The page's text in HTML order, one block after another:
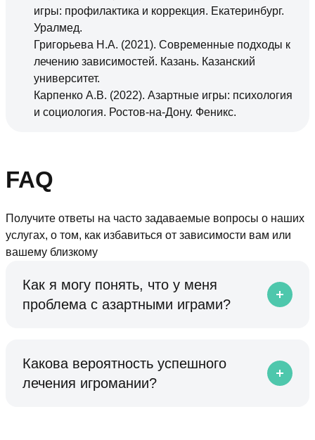
игры: профилактика и коррекция. Екатеринбург.
Уралмед.
Григорьева Н.А. (2021). Современные подходы к
лечению зависимостей. Казань. Казанский
университет.
Карпенко А.В. (2022). Азартные игры: психология
и социология. Ростов-на-Дону. Феникс.
FAQ
Получите ответы на часто задаваемые вопросы о наших
услугах, о том, как избавиться от зависимости вам или
вашему близкому
Как я могу понять, что у меня
проблема с азартными играми?
Какова вероятность успешного
лечения игромании?